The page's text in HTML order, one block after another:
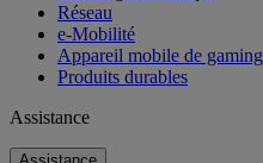
Réseau
e-Mobilité
Appareil mobile de gaming
Produits durables
Assistance